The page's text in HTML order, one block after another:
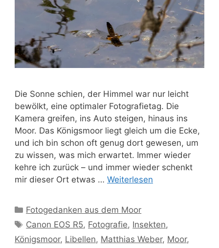
Die Sonne schien, der Himmel war nur leicht
bewölkt, eine optimaler Fotografietag. Die
Kamera greifen, ins Auto steigen, hinaus ins
Moor. Das Königsmoor liegt gleich um die Ecke,
und ich bin schon oft genug dort gewesen, um
zu wissen, was mich erwartet. Immer wieder
kehre ich zurück – und immer wieder schenkt
mir dieser Ort etwas … Weiterlesen
Kategorien
Fotogedanken aus dem Moor
Schlagwörter
Canon EOS R5, Fotografie, Insekten,
Königsmoor, Libellen, Matthias Weber, Moor,